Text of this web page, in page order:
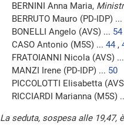
BERNINI Anna Maria,
BERRUTO Mauro (PD-IDP) ...
BONELLI Angelo (AVS) ... 54
CASO Antonio (M5S) ... 44 ,
FRATOIANNI Nicola (AVS) ...
MANZI Irene (PD-IDP) ... 50
PICCOLOTTI Elisabetta
RICCIARDI Marianna (M5S)
La seduta, sospesa alle 19,47,